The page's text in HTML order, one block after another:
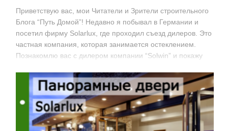
Приветствую вас, мои Читатели и Зрители строительного
Блога “Путь Домой”! Недавно я побывал в Германии и
посетил фирму Solarlux, где проходил съезд дилеров. Это
частная компания, которая занимается остеклением.
Познакомлю вас с дилером компании “Solwin” и покажу